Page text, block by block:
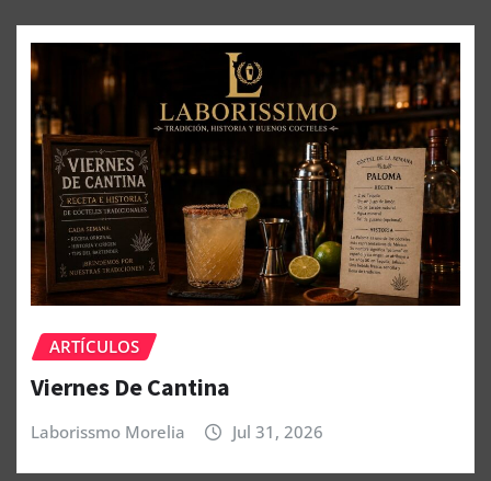
ARTÍCULOS
Viernes De Cantina
Laborissmo Morelia Jul 31, 2026